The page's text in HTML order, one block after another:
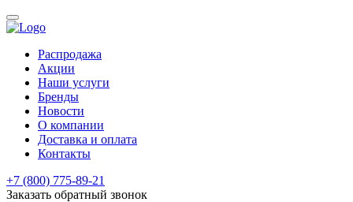
Распродажа
Акции
Наши услуги
Бренды
Новости
О компании
Доставка и оплата
Контакты
+7 (800) 775-89-21
Заказать обратный звонок